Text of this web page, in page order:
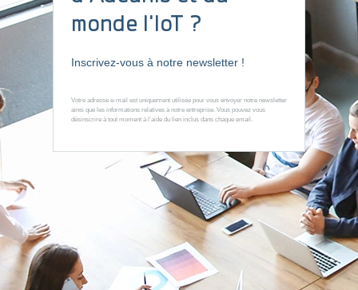
Moins de passerelles, moins de coûts, même
couverture
IRIS combine un prix compétitif avec une couverture réseau
haut niveau.
Solidité et facilité de déploiement
Boîtier IP67, fabrication « Made in France » : usage intérieur et
extérieur durable.
monde l'IoT ?
Inscrivez-vous à notre newsletter !
Votre adresse e-mail est uniquement utilisée pour vous envoyer notre newsletter
ainsi que les informations relatives à notre entreprise. Vous pouvez vous
désinscrire à tout moment à l’aide du lien inclus dans chaque email.